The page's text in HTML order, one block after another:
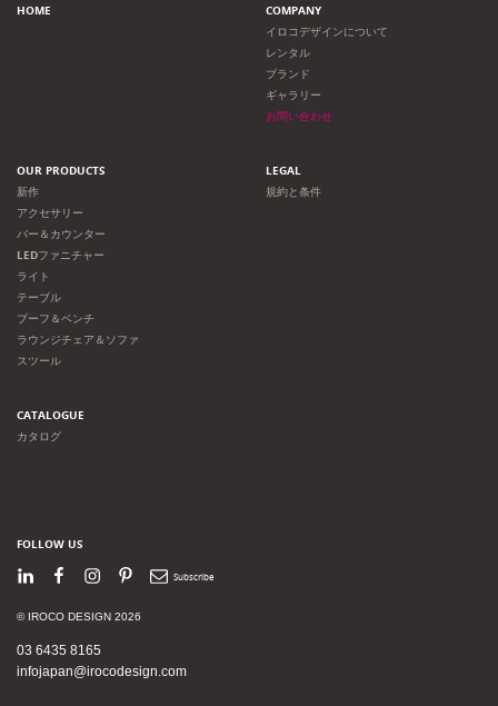
シ
HOME
COMPANY
イロコデザインについて
レンタル
ブランド
ギャラリー
お問い合わせ
OUR PRODUCTS
新作
アクセサリー
バー＆カウンター
LEDファニチャー
ライト
テーブル
プーフ＆ベンチ
ラウンジチェア＆ソファ
スツール
LEGAL
規約と条件
CATALOGUE
カタログ
FOLLOW US
LinkedInFacebook
Instagram
PinterestNewsletter
© IROCO DESIGN 2026
03 6435 8165
infojapan@irocodesign.com